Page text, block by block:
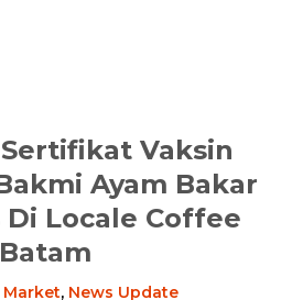
Vaksin
Ayam Bakar
Di Locale Coffee
Batam
Market, News Update